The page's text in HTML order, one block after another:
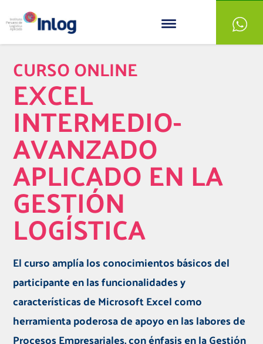
CURSO ONLINE
EXCEL
INTERMEDIO-
AVANZADO
APLICADO EN LA
GESTIÓN
LOGÍSTICA
El curso amplía los conocimientos básicos del
participante en las funcionalidades y
características de Microsoft Excel como
herramienta poderosa de apoyo en las labores de
Procesos Empresariales, con énfasis en la Gestión